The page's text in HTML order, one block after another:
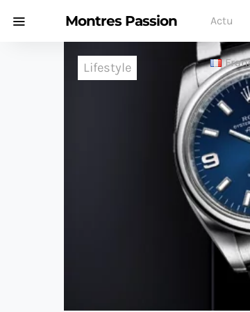
Montres Passion Actu
Lifestyle